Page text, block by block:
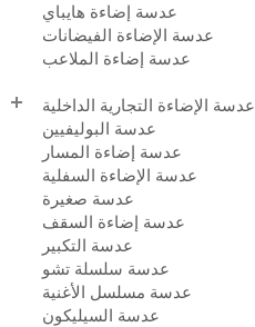
عدسة إضاءة هايباي
عدسة الإضاءة الفيضانات
عدسة إضاءة الملاعب
عدسة الإضاءة التجارية الداخلية
عدسة البوليفيين
عدسة إضاءة المسار
عدسة الإضاءة السفلية
عدسة صغيرة
عدسة إضاءة السقف
عدسة التكبير
عدسة سلسلة تشو
عدسة مسلسل الأغنية
عدسة السيليكون